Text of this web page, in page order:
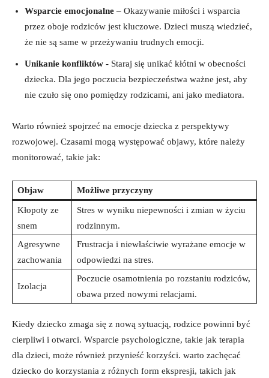
Wsparcie emocjonalne – Okazywanie⁣ miłości i wsparcia
przez ⁤oboje rodziców jest kluczowe. Dzieci muszą wiedzieć,
że nie są same​ w przeżywaniu ‍trudnych​ emocji.
Unikanie konfliktów ​-​ Staraj się unikać kłótni​ w obecności
dziecka.‍ Dla jego poczucia bezpieczeństwa ważne⁢ jest, aby
nie czuło się ono pomiędzy‌ rodzicami, ani jako mediatora.
Warto również ‌spojrzeć na⁢ emocje dziecka z ‌perspektywy
rozwojowej. Czasami mogą występować objawy, które‍ należy‍
monitorować,​ takie jak:
Objaw Możliwe przyczyny
Kłopoty ⁢ze⁣
snem
Stres w ⁤wyniku niepewności⁤ i zmian⁤ w życiu
‍rodzinnym.
Agresywne
⁤zachowania
Frustracja ‍i niewłaściwie ‍wyrażane emocje w
odpowiedzi na stres.
Izolacja
Poczucie‌ osamotnienia po rozstaniu rodziców,
obawa przed nowymi relacjami.
Kiedy‌ dziecko zmaga się z ​nową sytuacją, rodzice powinni być​
cierpliwi i otwarci. Wsparcie⁤ psychologiczne, takie jak terapia⁣
dla dzieci, może⁢ również przynieść korzyści. warto zachęcać⁢
dziecko do korzystania z różnych‍ form ekspresji, takich jak